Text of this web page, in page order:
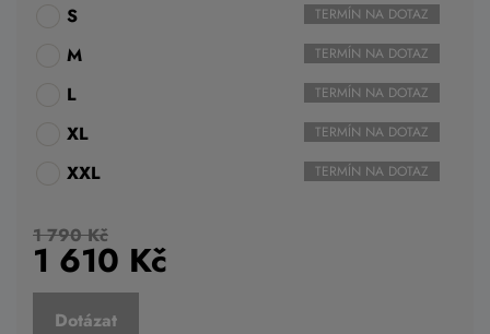
S TERMÍN NA DOTAZ
M TERMÍN NA DOTAZ
L TERMÍN NA DOTAZ
XL TERMÍN NA DOTAZ
XXL TERMÍN NA DOTAZ
1 790 Kč
1 610 Kč
Dotázat